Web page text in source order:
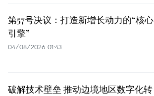
第57号决议：打造新增长动力的“核心
引擎”
04/08/2026 01:43
破解技术壁垒 推动边境地区数字化转